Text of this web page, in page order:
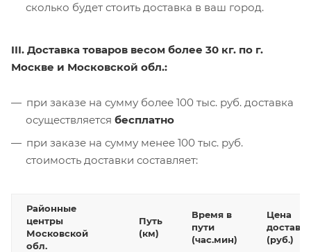
сколько будет стоить доставка в ваш город.
III. Доставка товаров весом более 30 кг. по г.
Москве и Московской обл.:
при заказе на сумму более 100 тыс. руб. доставка
осуществляется бесплатно
при заказе на сумму менее 100 тыс. руб.
стоимость доставки составляет:
Районные
центры
Московской
обл.
Путь
(км)
Время в
пути
(час.мин)
Цена
(руб.)